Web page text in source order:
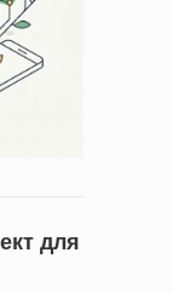
для